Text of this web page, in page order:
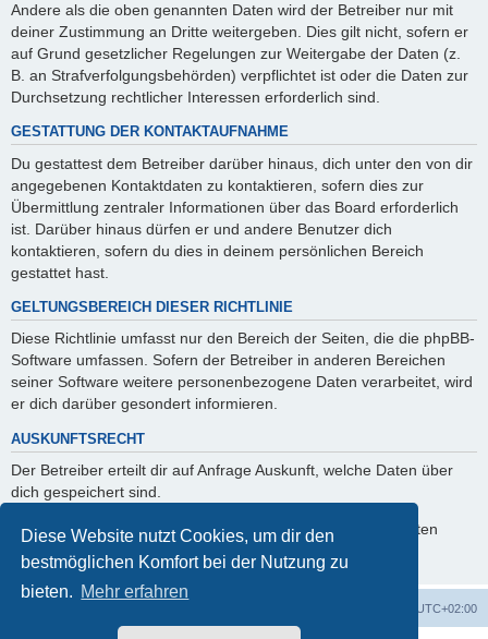
Diese Website nutzt Cookies, um dir den
bestmöglichen Komfort bei der Nutzung zu
bieten. Mehr erfahren
Andere als die oben genannten Daten wird der Betreiber nur mit
deiner Zustimmung an Dritte weitergeben. Dies gilt nicht, sofern er
auf Grund gesetzlicher Regelungen zur Weitergabe der Daten (z.
B. an Strafverfolgungsbehörden) verpflichtet ist oder die Daten zur
Durchsetzung rechtlicher Interessen erforderlich sind.
GESTATTUNG DER KONTAKTAUFNAHME
Du gestattest dem Betreiber darüber hinaus, dich unter den von dir
angegebenen Kontaktdaten zu kontaktieren, sofern dies zur
Übermittlung zentraler Informationen über das Board erforderlich
ist. Darüber hinaus dürfen er und andere Benutzer dich
kontaktieren, sofern du dies in deinem persönlichen Bereich
gestattet hast.
GELTUNGSBEREICH DIESER RICHTLINIE
Diese Richtlinie umfasst nur den Bereich der Seiten, die die phpBB-
Software umfassen. Sofern der Betreiber in anderen Bereichen
seiner Software weitere personenbezogene Daten verarbeitet, wird
er dich darüber gesondert informieren.
AUSKUNFTSRECHT
Der Betreiber erteilt dir auf Anfrage Auskunft, welche Daten über
dich gespeichert sind.
Du kannst jederzeit die Löschung bzw. Sperrung deiner Daten
verlangen. Kontaktiere hierzu bitte den Betreiber.
UTC+02:00